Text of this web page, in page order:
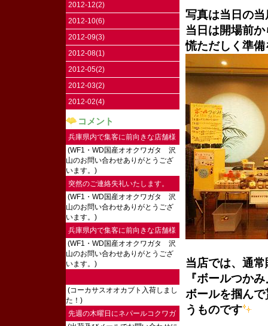
2012-12(2)
2012-10(6)
2012-09(3)
2012-08(1)
2012-05(2)
2012-03(2)
2012-02(4)
コメント
兵庫県内で集客に前向きな店舗様
にご連絡し...
(WF1・WD国産オオクワガタ 沢
山のお問い合わせありがとうござ
います。)
突然のご連絡失礼いたします。
2026...
(WF1・WD国産オオクワガタ 沢
山のお問い合わせありがとうござ
います。)
兵庫県内で集客に前向きな店舗様
にご連絡し...
(WF1・WD国産オオクワガタ 沢
山のお問い合わせありがとうござ
います。)
(コーカサスオオカブト入荷しまし
た！)
先週の木曜日にネパールコクワガ
写真は当日の
当日は開場前
慌ただしく準
当店では、通
『ボールつか
ボールを掴ん
うものです